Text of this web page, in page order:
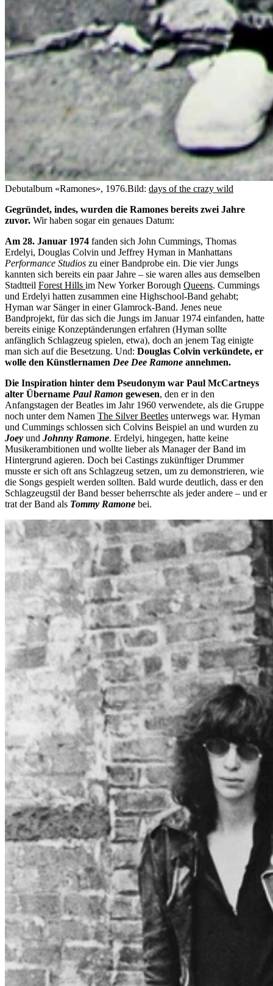
Debutalbum «Ramones», 1976.Bild: days of the crazy wild
Gegründet, indes, wurden die Ramones bereits zwei Jahre
zuvor. Wir haben sogar ein genaues Datum:
Am 28. Januar 1974 fanden sich John Cummings, Thomas
Erdelyi, Douglas Colvin und Jeffrey Hyman in Manhattans
Performance Studios zu einer Bandprobe ein. Die vier Jungs
kannten sich bereits ein paar Jahre – sie waren alles aus demselben
Stadtteil Forest Hills im New Yorker Borough Queens. Cummings
und Erdelyi hatten zusammen eine Highschool-Band gehabt;
Hyman war Sänger in einer Glamrock-Band. Jenes neue
Bandprojekt, für das sich die Jungs im Januar 1974 einfanden, hatte
bereits einige Konzeptänderungen erfahren (Hyman sollte
anfänglich Schlagzeug spielen, etwa), doch an jenem Tag einigte
man sich auf die Besetzung. Und: Douglas Colvin verkündete, er
wolle den Künstlernamen Dee Dee Ramone annehmen.
Die Inspiration hinter dem Pseudonym war Paul McCartneys
alter Übername Paul Ramon gewesen, den er in den
Anfangstagen der Beatles im Jahr 1960 verwendete, als die Gruppe
noch unter dem Namen The Silver Beetles unterwegs war. Hyman
und Cummings schlossen sich Colvins Beispiel an und wurden zu
Joey und Johnny Ramone. Erdelyi, hingegen, hatte keine
Musikerambitionen und wollte lieber als Manager der Band im
Hintergrund agieren. Doch bei Castings zukünftiger Drummer
musste er sich oft ans Schlagzeug setzen, um zu demonstrieren, wie
die Songs gespielt werden sollten. Bald wurde deutlich, dass er den
Schlagzeugstil der Band besser beherrschte als jeder andere – und er
trat der Band als Tommy Ramone bei.